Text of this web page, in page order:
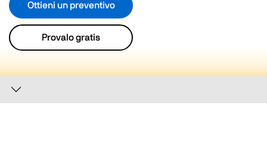
Ottieni un preventivo
Provalo gratis